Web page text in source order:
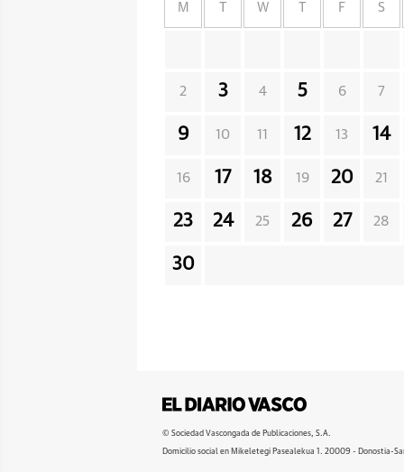
M W F S
2 3 4 5 6 7
9 10 11 12 13 14
16 17 18 19 20 21
23 24 25 26 27 28
30
© Sociedad Vascongada de Publicaciones, S.A.
Domicilio social en Mikeletegi Pasealekua 1. 20009 - Donostia-